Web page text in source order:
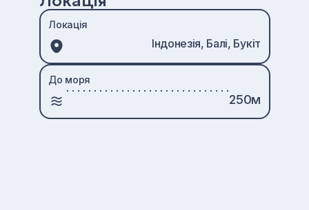
Локація
Індонезія, Балі, Букіт
До моря
250м